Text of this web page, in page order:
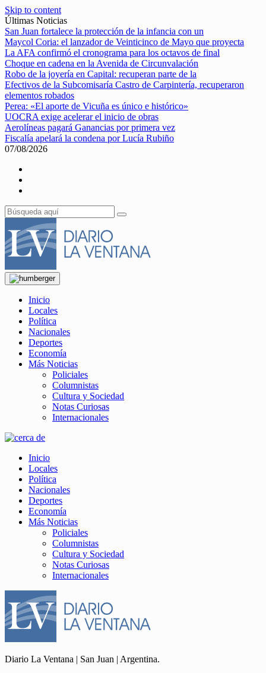
Skip to content
Últimas Noticias
San Juan fortalece la protección de la infancia con un
Maycol Coria: el lanzador de Veinticinco de Mayo que proyecta
La AFA confirmó el cronograma para los octavos de final
Choque en cadena en la Avenida de Circunvalación
Robo de la joyería en Capital: recuperan parte de la
Efectivos de la Subcomisaría Castro de Carpintería, recuperaron
elementos robados
Perea: «El aporte de Vicuña es único e histórico»
UOCRA exige acelerar el inicio de obras
Aerolíneas pagará Ganancias por primera vez
Fiscalía apelará la condena por Lucía Rubiño
07/08/2026
Inicio
Locales
Política
Nacionales
Deportes
Economía
Más Noticias
Policiales
Columnistas
Cultura y Sociedad
Notas Curiosas
Internacionales
Inicio
Locales
Política
Nacionales
Deportes
Economía
Más Noticias
Policiales
Columnistas
Cultura y Sociedad
Notas Curiosas
Internacionales
Diario La Ventana | San Juan | Argentina.